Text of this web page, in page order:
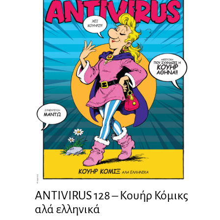
ANTIVIRUS 128 – Kουήρ Κόμικς
αλά ελληνικά